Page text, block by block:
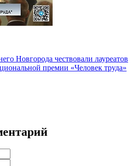
Новгорода чествовали лауреатов
премии «Человек труда»